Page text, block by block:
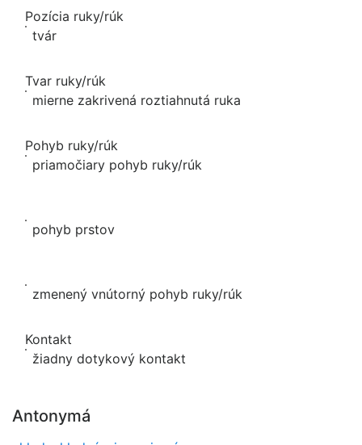
Pozícia ruky/rúk
tvár
Tvar ruky/rúk
mierne zakrivená roztiahnutá ruka
Pohyb ruky/rúk
priamočiary pohyb ruky/rúk
pohyb prstov
zmenený vnútorný pohyb ruky/rúk
Kontakt
žiadny dotykový kontakt
Antonymá